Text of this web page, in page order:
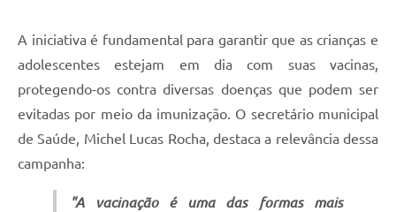
A iniciativa é fundamental para garantir que as crianças e
adolescentes estejam em dia com suas vacinas,
protegendo-os contra diversas doenças que podem ser
evitadas por meio da imunização. O secretário municipal
de Saúde, Michel Lucas Rocha, destaca a relevância dessa
campanha:
"A vacinação é uma das formas mais